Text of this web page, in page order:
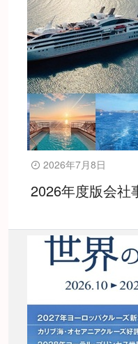
2026年7月8日
2026年度版会社